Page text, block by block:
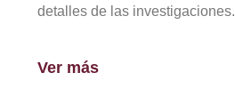
detalles de las investigaciones.
Ver más